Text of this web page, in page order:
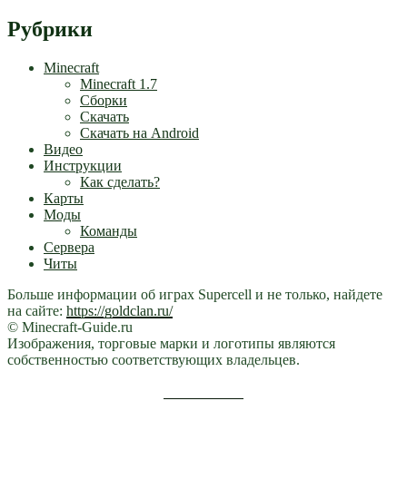
Рубрики
Minecraft
Minecraft 1.7
Сборки
Скачать
Скачать на Android
Видео
Инструкции
Как сделать?
Карты
Моды
Команды
Сервера
Читы
Больше информации об играх Supercell и не только, найдете
на сайте: https://goldclan.ru/
© Minecraft-Guide.ru
Изображения, торговые марки и логотипы являются
собственностью соответствующих владельцев.